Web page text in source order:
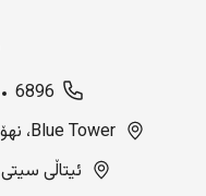
6896
Blue Tower، نهۆمی 4، ئۆفیسی 407، بەغدا، عێراق
ئیتاڵی سیتی 1، بینای 130 هەولێر، عێراق